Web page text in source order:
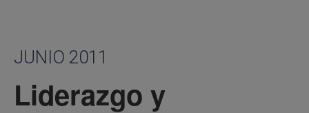
JUNIO 2011
Liderazgo y